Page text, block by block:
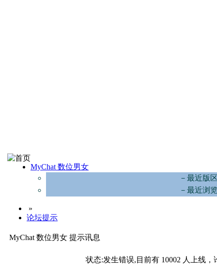
MyChat 数位男女
－最近版
－最近浏
»
论坛提示
MyChat 数位男女 提示讯息
状态:发生错误,目前有 10002 人上线